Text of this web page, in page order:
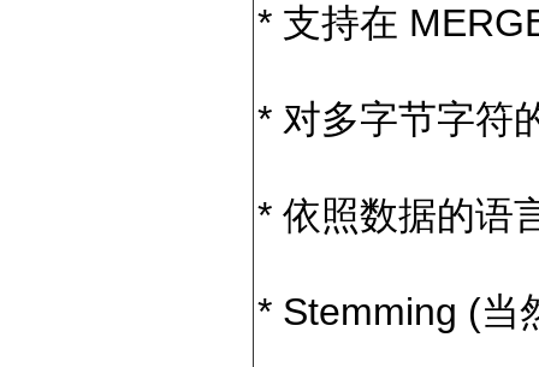
* 支持在
* 对多字节字符
* 依照数据的语
* Stemming (当